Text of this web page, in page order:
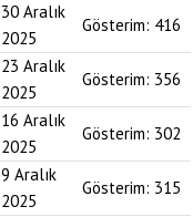
30 Aralık
2025
Gösterim: 416
23 Aralık
2025
Gösterim: 356
16 Aralık
2025
Gösterim: 302
9 Aralık
2025
Gösterim: 315